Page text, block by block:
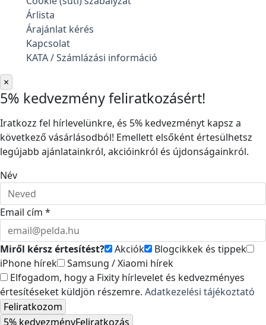
Árlista
Árajánlat kérés
Kapcsolat
KATA / Számlázási információ
×
5% kedvezmény feliratkozásért!
Iratkozz fel hírlevelünkre, és 5% kedvezményt kapsz a
következő vásárlásodból! Emellett elsőként értesülhetsz
legújabb ajánlatainkról, akcióinkról és újdonságainkról.
Név
Email cím *
Miről kérsz értesítést? Akciók
Blogcikkek és tippek
iPhone hírek
Samsung / Xiaomi hírek
Elfogadom, hogy a Fixity hírlevelet és kedvezményes
értesítéseket küldjön részemre. Adatkezelési tájékoztató
Feliratkozom
5% kedvezményFeliratkozás